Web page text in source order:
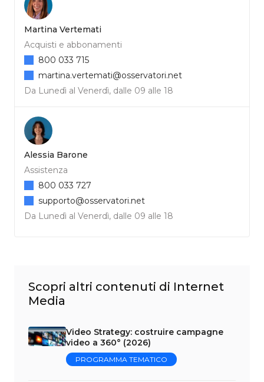
Martina Vertemati
Acquisti e abbonamenti
Da Lunedì al Venerdì, dalle 09 alle 18
800 033 715
martina.vertemati@osservatori.net
Alessia Barone
Assistenza
Da Lunedì al Venerdì, dalle 09 alle 18
800 033 727
supporto@osservatori.net
Scopri altri contenuti di Internet
Media
Video Strategy: costruire campagne
video a 360° (2026)
PROGRAMMA TEMATICO